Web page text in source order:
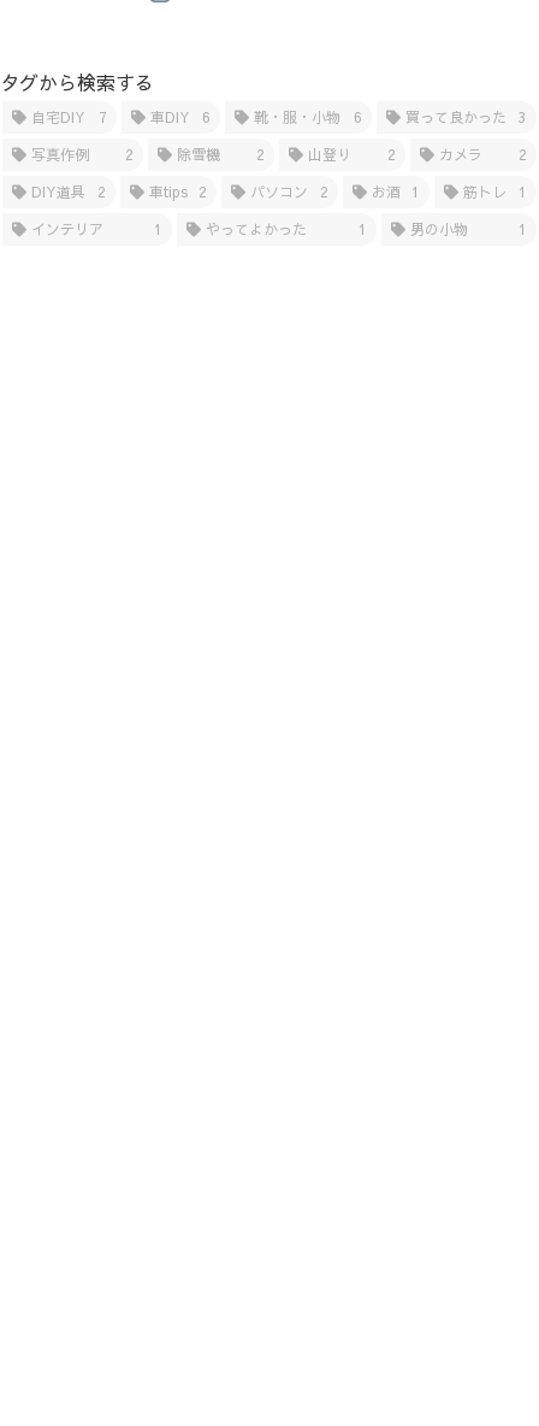
タグから検索する
自宅DIY 7 車DIY 6 靴・服・小物 6 買って良かった
3
写真作例
2 除雪機 2 山登り 2 カメラ
2
DIY道具
2 車tips 2 パソコン 2 お酒 1 筋トレ
1
インテリア
1 やってよかった 1 男の小物 1